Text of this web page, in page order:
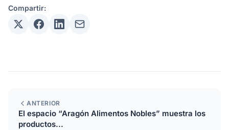
Compartir:
ANTERIOR
El espacio “Aragón Alimentos Nobles” muestra los
productos...